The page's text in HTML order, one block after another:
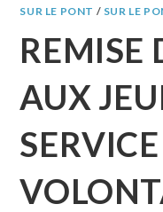
SUR LE PONT / SUR LE
REMISE
AUX